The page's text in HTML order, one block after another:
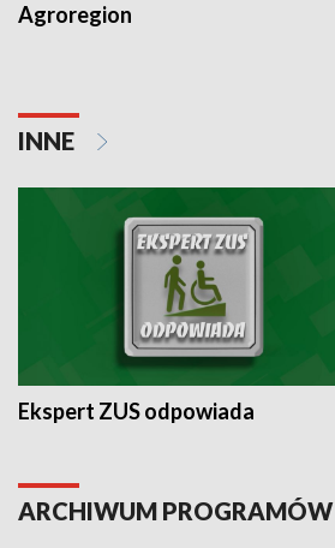
Agroregion
INNE
Ekspert ZUS odpowiada
ARCHIWUM PROGRAMÓW